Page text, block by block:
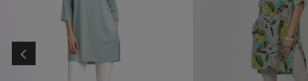
‹